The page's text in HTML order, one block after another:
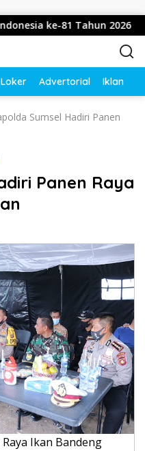
ke-81 Tahun 2026
Loker Advertorial Iklan
Sumsel Hadiri Panen
Panen Raya
Ikan Bandeng